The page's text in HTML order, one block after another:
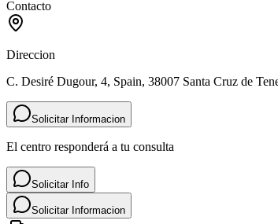
Contacto
Direccion
C. Desiré Dugour, 4, Spain, 38007 Santa Cruz de
Solicitar Informacion
El centro responderá a tu consulta
Solicitar Info
Solicitar Informacion